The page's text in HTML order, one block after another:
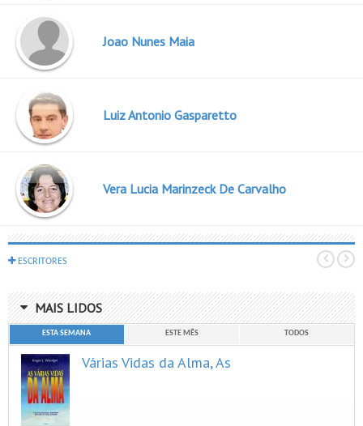
Joao Nunes Maia
Luiz Antonio Gasparetto
Vera Lucia Marinzeck De Carvalho
ESCRITORES
MAIS LIDOS
ESTA SEMANA ESTE MÊS TODOS
Várias Vidas da Alma, As